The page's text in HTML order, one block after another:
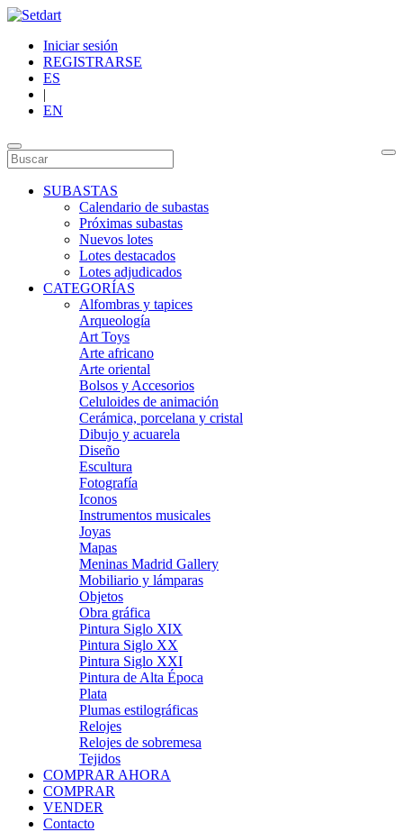
Iniciar sesión
REGISTRARSE
ES
|
EN
SUBASTAS
Calendario de subastas
Próximas subastas
Nuevos lotes
Lotes destacados
Lotes adjudicados
CATEGORÍAS
Alfombras y tapices
Arqueología
Art Toys
Arte africano
Arte oriental
Bolsos y Accesorios
Celuloides de animación
Cerámica, porcelana y cristal
Dibujo y acuarela
Diseño
Escultura
Fotografía
Iconos
Instrumentos musicales
Joyas
Mapas
Meninas Madrid Gallery
Mobiliario y lámparas
Objetos
Obra gráfica
Pintura Siglo XIX
Pintura Siglo XX
Pintura Siglo XXI
Pintura de Alta Época
Plata
Plumas estilográficas
Relojes
Relojes de sobremesa
Tejidos
COMPRAR AHORA
COMPRAR
VENDER
Contacto